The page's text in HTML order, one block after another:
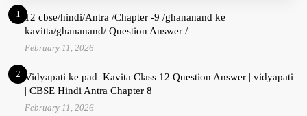
1 12 cbse/hindi/Antra /Chapter -9 /ghananand ke
kavitta/ghananand/ Question Answer /
February 11, 2026
2 Vidyapati ke pad Kavita Class 12 Question Answer | vidyapati
| CBSE Hindi Antra Chapter 8
February 11, 2026